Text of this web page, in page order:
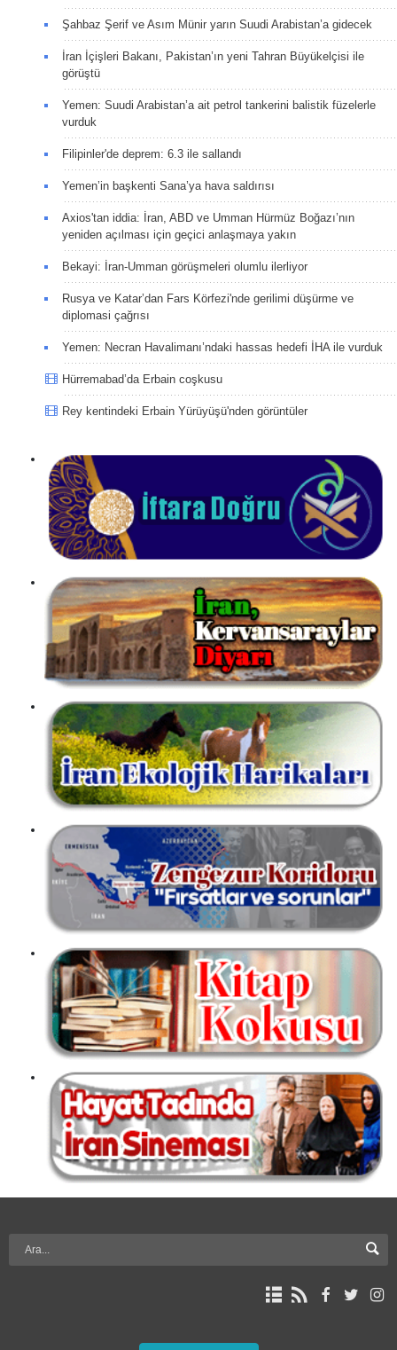
Şahbaz Şerif ve Asım Münir yarın Suudi Arabistan’a gidecek
İran İçişleri Bakanı, Pakistan’ın yeni Tahran Büyükelçisi ile
görüştü
Yemen: Suudi Arabistan’a ait petrol tankerini balistik füzelerle
vurduk
Filipinler'de deprem: 6.3 ile sallandı
Yemen’in başkenti Sana’ya hava saldırısı
Axios'tan iddia: İran, ABD ve Umman Hürmüz Boğazı’nın
yeniden açılması için geçici anlaşmaya yakın
Bekayi: İran-Umman görüşmeleri olumlu ilerliyor
Rusya ve Katar’dan Fars Körfezi'nde gerilimi düşürme ve
diplomasi çağrısı
Yemen: Necran Havalimanı’ndaki hassas hedefi İHA ile vurduk
Hürremabad’da Erbain coşkusu
Rey kentindeki Erbain Yürüyüşü'nden görüntüler